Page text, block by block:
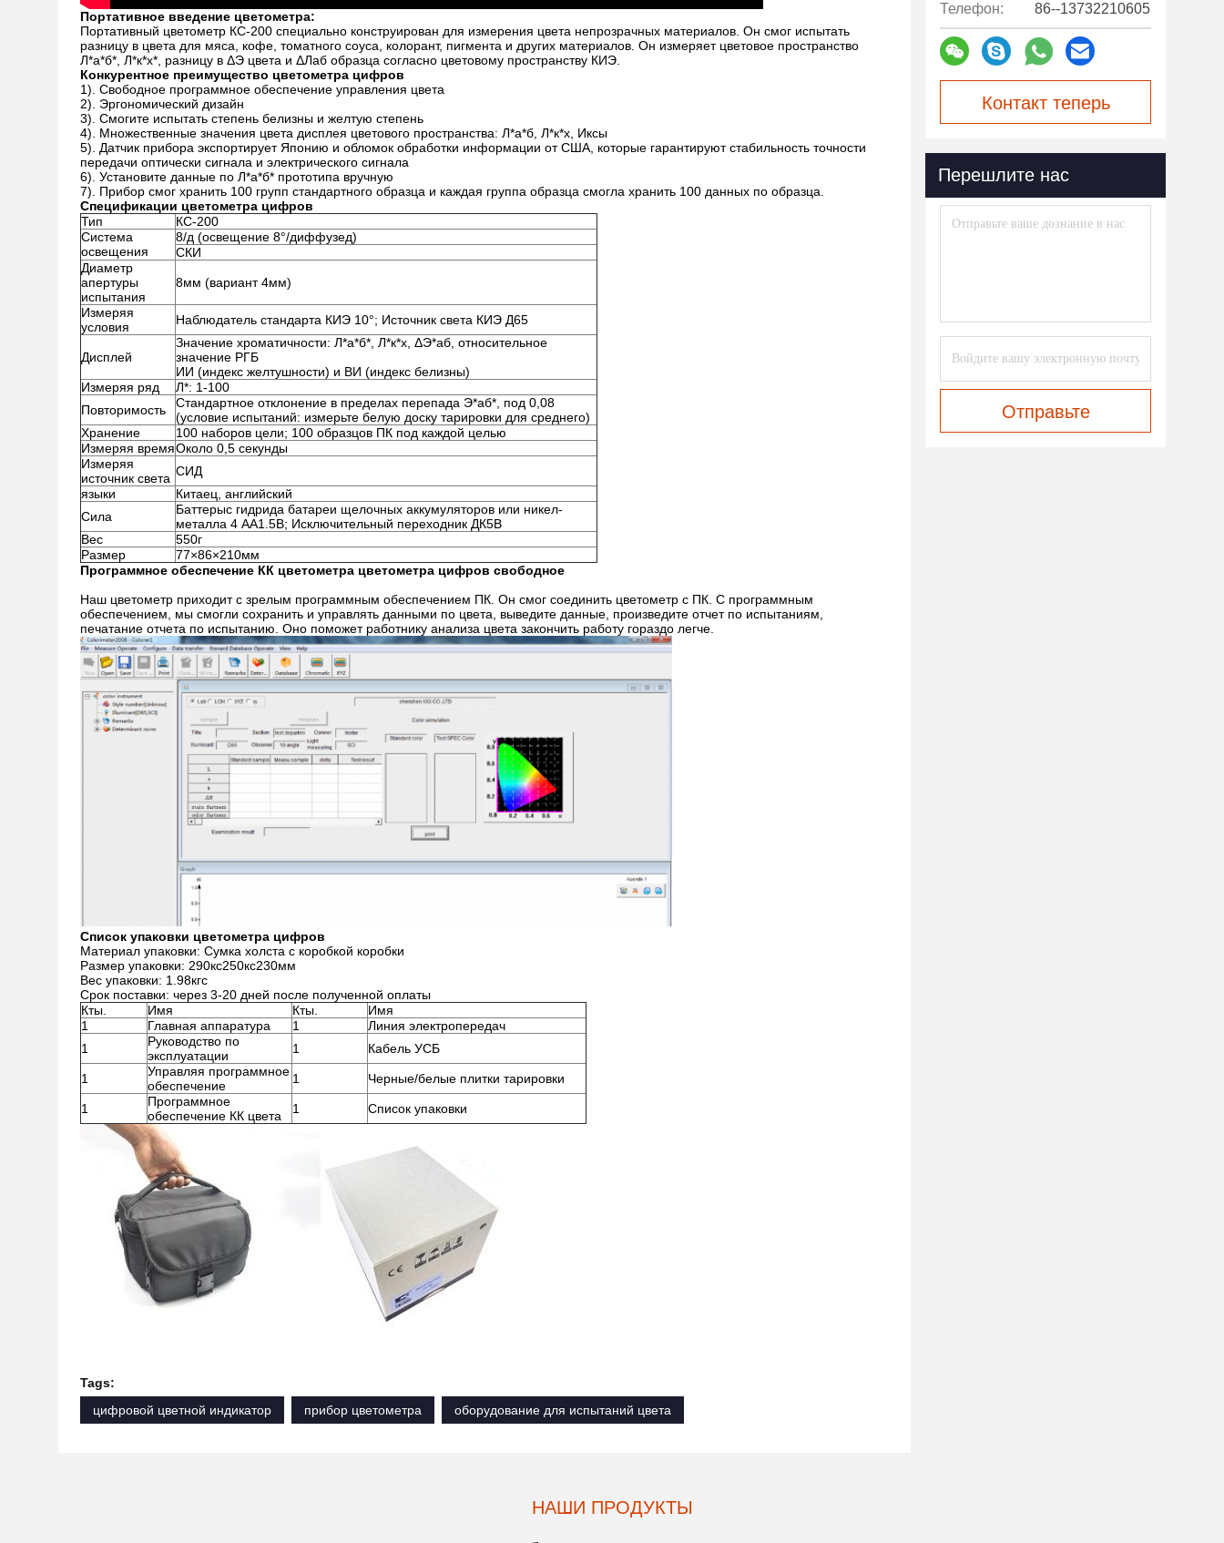
Портативное введение цветометра:
Портативный цветометр КС-200 специально конструирован для измерения цвета непрозрачных материалов. Он смог испытать
разницу в цвета для мяса, кофе, томатного соуса, колорант, пигмента и других материалов. Он измеряет цветовое пространство
Л*а*б*, Л*к*х*, разницу в ΔЭ цвета и ΔЛаб образца согласно цветовому пространству КИЭ.
Конкурентное преимущество цветометра цифров
1). Свободное программное обеспечение управления цвета
2). Эргономический дизайн
3). Смогите испытать степень белизны и желтую степень
4). Множественные значения цвета дисплея цветового пространства: Л*а*б, Л*к*х, Иксы
5). Датчик прибора экспортирует Японию и обломок обработки информации от США, которые гарантируют стабильность точности
передачи оптически сигнала и электрического сигнала
6). Установите данные по Л*а*б* прототипа вручную
7). Прибор смог хранить 100 групп стандартного образца и каждая группа образца смогла хранить 100 данных по образца.
Спецификации цветометра цифров
Тип
КС-200
Система
освещения
8/д (освещение 8°/диффузед)
СКИ
Диаметр
апертуры
испытания
8мм (вариант 4мм)
Измеряя
условия
Наблюдатель стандарта КИЭ 10°; Источник света КИЭ Д65
Дисплей
Значение хроматичности: Л*а*б*, Л*к*х, ΔЭ*аб, относительное
значение РГБ
ИИ (индекс желтушности) и ВИ (индекс белизны)
Измеряя ряд
Л*: 1-100
Повторимость
Стандартное отклонение в пределах перепада Э*аб*, под 0,08
(условие испытаний: измерьте белую доску тарировки для среднего)
Хранение
100 наборов цели; 100 образцов ПК под каждой целью
Измеряя времяОколо 0,5 секунды
Измеряя
источник света СИД
языки
Китаец, английский
Сила
Баттерыс гидрида батареи щелочных аккумуляторов или никел-
металла 4 АА1.5В; Исключительный переходник ДК5В
Вес
550г
Размер
77×86×210мм
Программное обеспечение КК цветометра цветометра цифров свободное
Наш цветометр приходит с зрелым программным обеспечением ПК. Он смог соединить цветометр с ПК. С программным
обеспечением, мы смогли сохранить и управлять данными по цвета, выведите данные, произведите отчет по испытаниям,
печатание отчета по испытанию. Оно поможет работнику анализа цвета закончить работу гораздо легче.
Список упаковки цветометра цифров
Материал упаковки: Сумка холста с коробкой коробки
Размер упаковки: 290кс250кс230мм
Вес упаковки: 1.98кгс
Срок поставки: через 3-20 дней после полученной оплаты
Кты.
Имя Кты.
Имя
1
Главная аппаратура 1
Линия электропередач
1
Руководство по
эксплуатации
1 Кабель УСБ
1
Управляя программное
обеспечение
1 Черные/белые плитки тарировки
1
Программное
обеспечение КК цвета
1 Список упаковки
Tags:
цифровой цветной индикатор
прибор цветометра оборудование для испытаний цвета
Телефон: 86--13732210605
Контакт теперь
Перешлите нас
Отправьте
НАШИ ПРОДУКТЫ